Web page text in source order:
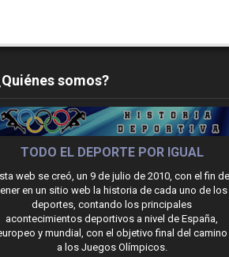
somos?
TODO EL DEPORTE POR IGUAL
web se creó, un 9 de julio de 2010, con el fin de
en un sitio web la historia de cada uno de los
deportes, contando los principales
acontecimientos deportivos a nivel de España,
y mundial, con el objetivo final del camino
a los Juegos Olímpicos.